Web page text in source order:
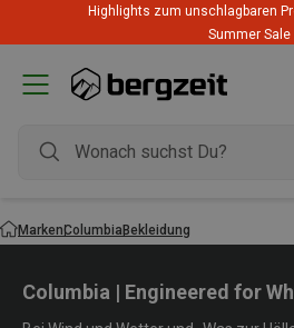
Highlights zum unschlagbaren
Summer Sale
MarkenColumbiaBekleidung
Columbia | Engineered for